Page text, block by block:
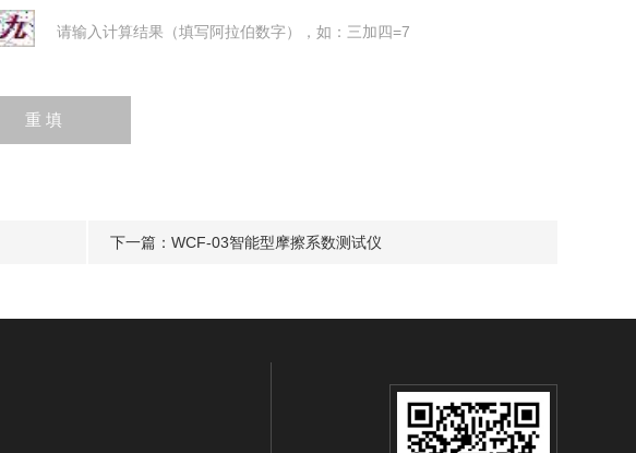
请输入计算结果（填写阿拉伯数字），如：三加四=7
下一篇： WCF-03智能型摩擦系数测试仪